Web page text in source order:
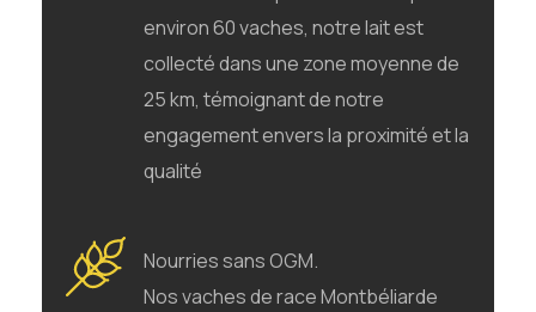
environ 60 vaches, notre lait est
collecté dans une zone moyenne de
25 km, témoignant de notre
engagement envers la proximité et la
qualité
Nourries sans OGM.
Nos vaches de race Montbéliarde